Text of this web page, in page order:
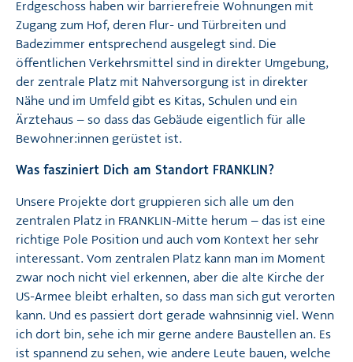
Erdgeschoss haben wir barrierefreie Wohnungen mit
Zugang zum Hof, deren Flur- und Türbreiten und
Badezimmer entsprechend ausgelegt sind. Die
öffentlichen Verkehrsmittel sind in direkter Umgebung,
der zentrale Platz mit Nahversorgung ist in direkter
Nähe und im Umfeld gibt es Kitas, Schulen und ein
Ärztehaus – so dass das Gebäude eigentlich für alle
Bewohner:innen gerüstet ist.
Was fasziniert Dich am Standort FRANKLIN?
Unsere Projekte dort gruppieren sich alle um den
zentralen Platz in FRANKLIN-Mitte herum – das ist eine
richtige Pole Position und auch vom Kontext her sehr
interessant. Vom zentralen Platz kann man im Moment
zwar noch nicht viel erkennen, aber die alte Kirche der
US-Armee bleibt erhalten, so dass man sich gut verorten
kann. Und es passiert dort gerade wahnsinnig viel. Wenn
ich dort bin, sehe ich mir gerne andere Baustellen an. Es
ist spannend zu sehen, wie andere Leute bauen, welche